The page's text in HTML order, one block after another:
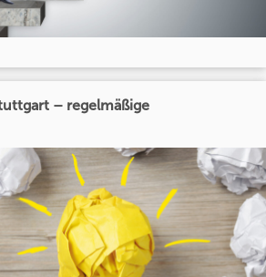
– regelmäßige